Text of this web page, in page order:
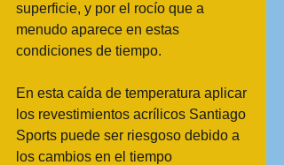
superficie, y por el rocío que a
menudo aparece en estas
condiciones de tiempo.
En esta caída de temperatura aplicar
los revestimientos acrílicos Santiago
Sports puede ser riesgoso debido a
los cambios en el tiempo